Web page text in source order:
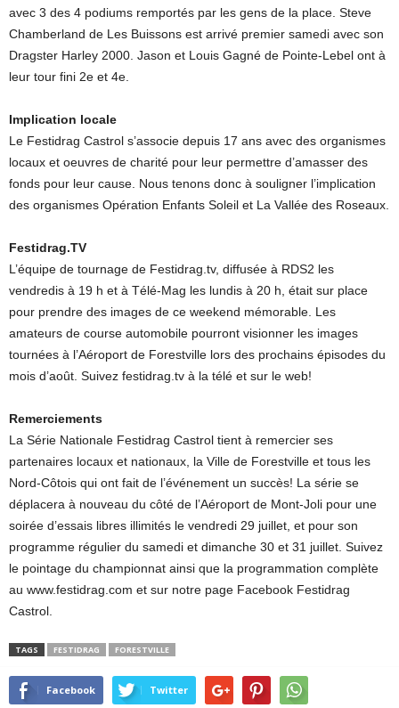
avec 3 des 4 podiums remportés par les gens de la place. Steve
Chamberland de Les Buissons est arrivé premier samedi avec son
Dragster Harley 2000. Jason et Louis Gagné de Pointe-Lebel ont à
leur tour fini 2e et 4e.
Implication locale
Le Festidrag Castrol s’associe depuis 17 ans avec des organismes
locaux et oeuvres de charité pour leur permettre d’amasser des
fonds pour leur cause. Nous tenons donc à souligner l’implication
des organismes Opération Enfants Soleil et La Vallée des Roseaux.
Festidrag.TV
L’équipe de tournage de Festidrag.tv, diffusée à RDS2 les
vendredis à 19 h et à Télé-Mag les lundis à 20 h, était sur place
pour prendre des images de ce weekend mémorable. Les
amateurs de course automobile pourront visionner les images
tournées à l’Aéroport de Forestville lors des prochains épisodes du
mois d’août. Suivez festidrag.tv à la télé et sur le web!
Remerciements
La Série Nationale Festidrag Castrol tient à remercier ses
partenaires locaux et nationaux, la Ville de Forestville et tous les
Nord-Côtois qui ont fait de l’événement un succès! La série se
déplacera à nouveau du côté de l’Aéroport de Mont-Joli pour une
soirée d’essais libres illimités le vendredi 29 juillet, et pour son
programme régulier du samedi et dimanche 30 et 31 juillet. Suivez
le pointage du championnat ainsi que la programmation complète
au www.festidrag.com et sur notre page Facebook Festidrag
Castrol.
TAGS FESTIDRAG FORESTVILLE
Facebook Twitter